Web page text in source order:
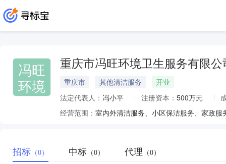
冯旺
环境
重庆市冯旺环境卫生服务有限公
重庆市 其他清洁服务
开业
法定代表人： 冯小平 注册资本： 500万元
经营范围：
招标 （0） 中标 （0） 代理 （0）